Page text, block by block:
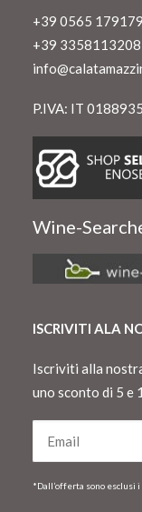
+39 0565
+39 3358113208
P.IVA: IT
Wine-
ISCRIVITI ALA
Iscriviti alla
uno sconto di 5 e
*Dall’offerta sono esclusi